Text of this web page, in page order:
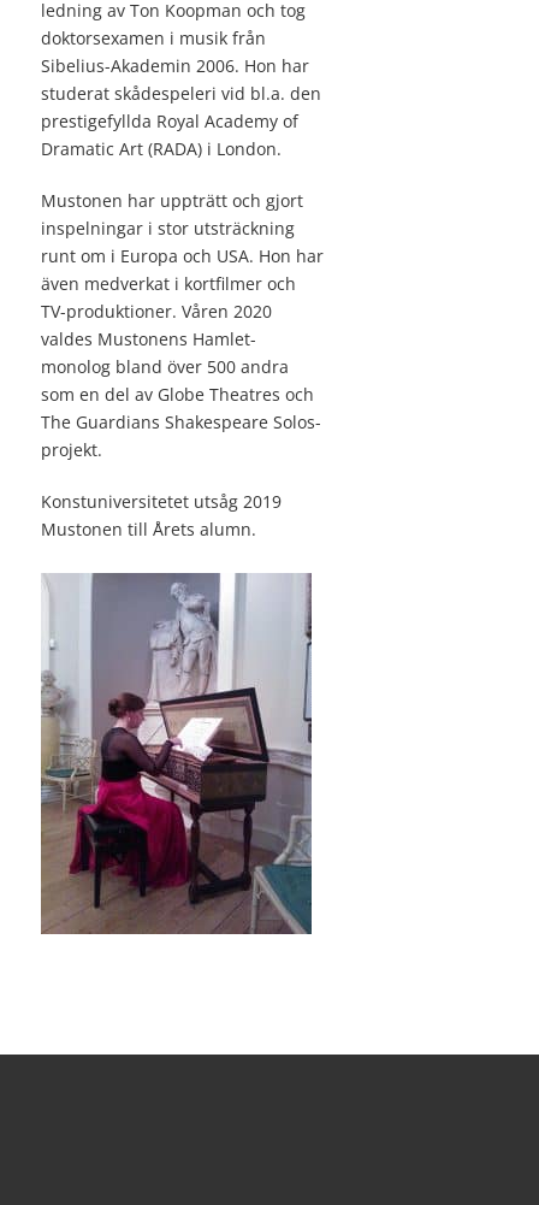
ledning av Ton Koopman och tog
doktorsexamen i musik från
Sibelius-Akademin 2006. Hon har
studerat skådespeleri vid bl.a. den
prestigefyllda Royal Academy of
Dramatic Art (RADA) i London.
Mustonen har uppträtt och gjort
inspelningar i stor utsträckning
runt om i Europa och USA. Hon har
även medverkat i kortfilmer och
TV-produktioner. Våren 2020
valdes Mustonens Hamlet-
monolog bland över 500 andra
som en del av Globe Theatres och
The Guardians Shakespeare Solos-
projekt.
Konstuniversitetet utsåg 2019
Mustonen till Årets alumn.